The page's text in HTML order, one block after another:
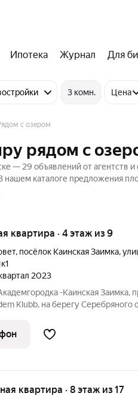
Ипотека Журнал Для
3 комн. Цена
с озером
рядом с
— 29 объявлений от агентств
каталоге предложения
квартира · 4 этаж из 9
, посёлок Каинская Заимка,
2023
-Каинская Заимка,
Klubb, на берегу Серебряного
комплекса. Одно
квартира · 8 этаж из 17